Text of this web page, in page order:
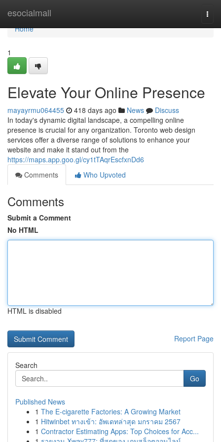
esocialmall
Home
Home
1
Elevate Your Online Presence
mayayrmu064455 418 days ago News
Discuss
In today's dynamic digital landscape, a compelling online
presence is crucial for any organization. Toronto web design
services offer a diverse range of solutions to enhance your
website and make it stand out from the
https://maps.app.goo.gl/cy1tTAqrEscfxnDd6
Comments
Who Upvoted
Comments
Submit a Comment
No HTML
HTML is disabled
Report Page
Search
Go
Published News
1 The E-cigarette Factories: A Growing Market
1 Hitwinbet ทางเข้า: อัพเดทล่าสุด มกราคม 2567
1 Contractor Estimating Apps: Top Choices for Acc...